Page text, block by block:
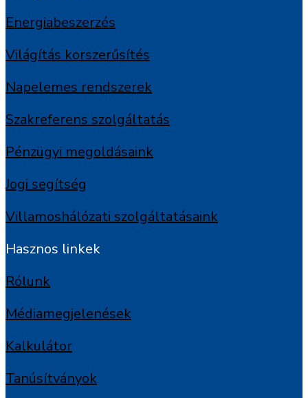
Energiabeszerzés
Világítás korszerűsítés
Napelemes rendszerek
Szakreferens szolgáltatás
Pénzügyi megoldásaink
Jogi segítség
Villamoshálózati szolgáltatásaink
Hasznos linkek
Rólunk
Médiamegjelenések
Kalkulátor
Tanúsítványok